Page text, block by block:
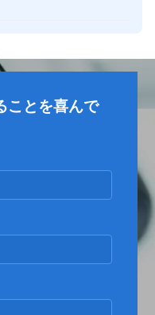
ことを喜んで